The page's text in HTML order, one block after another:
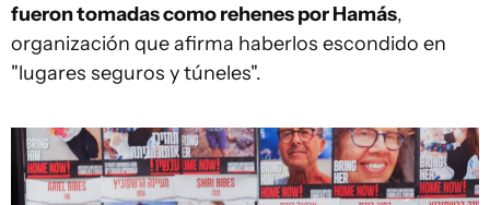
fueron tomadas como rehenes por Hamás,
organización que afirma haberlos escondido en
"lugares seguros y túneles".